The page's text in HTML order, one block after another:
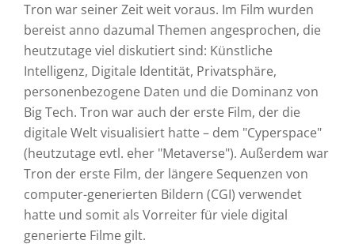
Tron war seiner Zeit weit voraus. Im Film wurden
bereist anno dazumal Themen angesprochen, die
heutzutage viel diskutiert sind: Künstliche
Intelligenz, Digitale Identität, Privatsphäre,
personenbezogene Daten und die Dominanz von
Big Tech. Tron war auch der erste Film, der die
digitale Welt visualisiert hatte – dem "Cyperspace"
(heutzutage evtl. eher "Metaverse"). Außerdem war
Tron der erste Film, der längere Sequenzen von
computer-generierten Bildern (CGI) verwendet
hatte und somit als Vorreiter für viele digital
generierte Filme gilt.